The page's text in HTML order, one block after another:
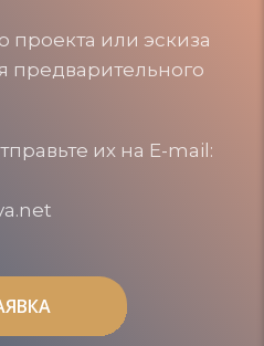
проекта или эскиза
предварительного
их на E-mail: